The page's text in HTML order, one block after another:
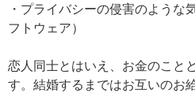
・プライバシーの侵害のような
フトウェア）
恋人同士とはいえ、お金のこと
す。結婚するまではお互いのお